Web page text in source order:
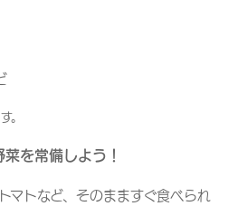
。
を常備しよう！
マトなど、そのまますぐ食べられ